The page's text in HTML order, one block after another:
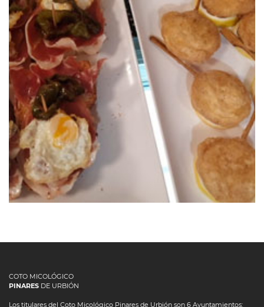
24 de septiembre de 2020
LAS VEGAS
COTO MICOLÓGICO
PINARES DE URBIÓN
Los titulares del Coto Micológico Pinares de Urbión son 6 Ayuntamientos: